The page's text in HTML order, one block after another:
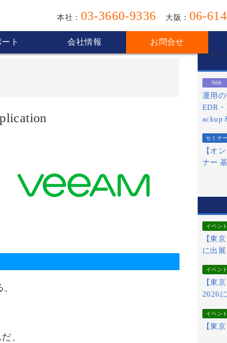
本社： 03-3660-9336 大阪： 06-
ト 会社情報 お問合せ
、
Web
運用の
EDR
ackup
セミナー
【オ
ナー
イベント
【東
に出
イベント
【東
2026
イベント
【東